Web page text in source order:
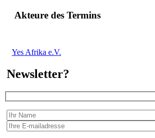
Akteure des Termins
Yes Afrika e.V.
Newsletter?